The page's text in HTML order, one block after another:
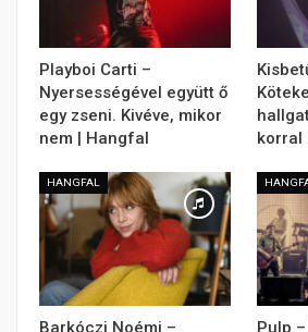
Playboi Carti –
Nyersességével együtt ő
egy zseni. Kivéve, mikor
nem | Hangfal
korral
HANGFAL
Barkóczi Noémi –
Pulp